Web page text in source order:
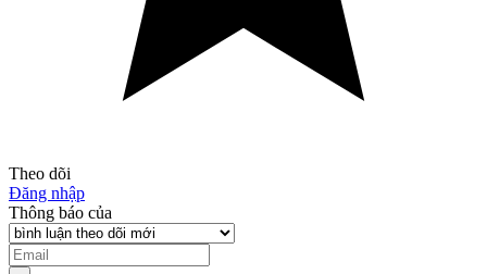
Theo dõi
Đăng nhập
Thông báo của